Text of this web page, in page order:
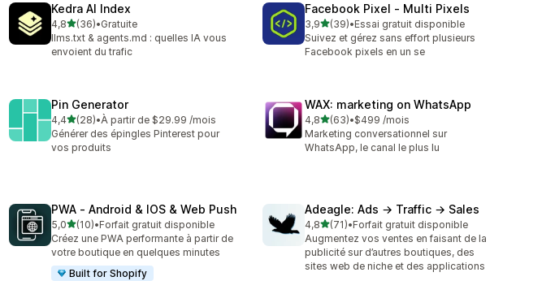
Kedra AI Index
4,8étoile(s) sur 5
(36)
36 avis au total
•Gratuite
llms.txt & agents.md : quelles IA vous
envoient du trafic
Facebook Pixel ‑ Multi Pixels
3,9étoile(s) sur 5
(39)
39 avis au total
•Essai gratuit disponible
Suivez et gérez sans effort plusieurs
Facebook pixels en un se
Pin Generator
4,4étoile(s) sur 5
(28)
28 avis au total
•À partir de $29.99 /mois
Générer des épingles Pinterest pour
vos produits
WAX: marketing on WhatsApp
4,8étoile(s) sur 5
(63)
63 avis au total
•$499 /mois
Marketing conversationnel sur
WhatsApp, le canal le plus lu
PWA ‑ Android & IOS & Web Push
5,0étoile(s) sur 5
(10)
10 avis au total
•Forfait gratuit disponible
Créez une PWA performante à partir de
votre boutique en quelques minutes
Built for Shopify
Adeagle: Ads → Traffic → Sales
4,8étoile(s) sur 5
(71)
71 avis au total
•Forfait gratuit disponible
Augmentez vos ventes en faisant de la
publicité sur d’autres boutiques, des
sites web de niche et des applications